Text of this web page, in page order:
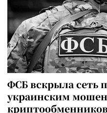
ФСБ вскрыла сеть
украинским
криптообменников